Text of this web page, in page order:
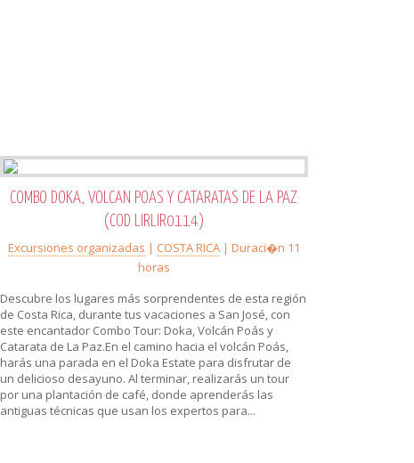
COMBO DOKA, VOLCAN POAS Y CATARATAS DE LA PAZ
(COD LIRLIR0114)
Excursiones organizadas | COSTA RICA| Duraci�n 11
horas
Descubre los lugares más sorprendentes de esta región
de Costa Rica, durante tus vacaciones a San José, con
este encantador Combo Tour: Doka, Volcán Poás y
Catarata de La Paz.En el camino hacia el volcán Poás,
harás una parada en el Doka Estate para disfrutar de
un delicioso desayuno. Al terminar, realizarás un tour
por una plantación de café, donde aprenderás las
antiguas técnicas que usan los expertos para...